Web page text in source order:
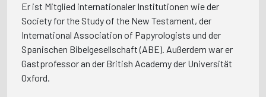
Er ist Mitglied internationaler Institutionen wie der
Society for the Study of the New Testament, der
International Association of Papyrologists und der
Spanischen Bibelgesellschaft (ABE). Außerdem war er
Gastprofessor an der British Academy der Universität
Oxford.